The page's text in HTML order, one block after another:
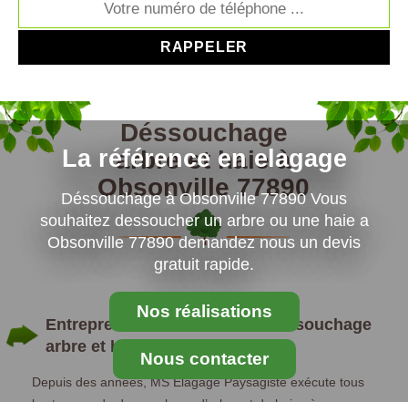
La référence en elagage
Déssouchage à Obsonville 77890 Vous
souhaitez dessoucher un arbre ou une haie a
Obsonville 77890 demandez nous un devis
gratuit rapide.
Nos réalisations
Nous contacter
Déssouchage
arbre et haie à
Obsonville 77890
Entreprendre les travaux de dessouchage
arbre et haies à Obsonville.
Depuis des années, MS Elagage Paysagiste exécute tous